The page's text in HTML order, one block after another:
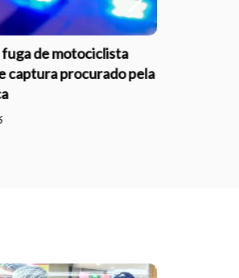
de motociclista
captura procurado pela